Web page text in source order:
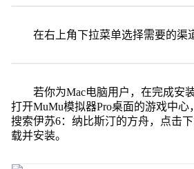
在右上角下拉菜单选择需要的渠
若你为Mac电脑用户，在完成安
打开MuMu模拟器Pro桌面的游戏中心
搜索伊苏6：纳比斯汀的方舟，点击
载并安装。